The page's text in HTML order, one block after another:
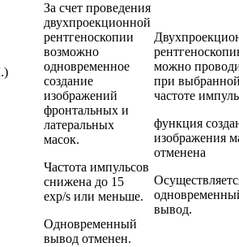
За счет проведения
двухпроекционной
рентгеноскопии
возможно
одновременное
создание
изображений
фронтальных и
латеральных
масок.
Частота импульсов
снижена до 15
exp/s или меньше.
Одновременный
вывод отменен.
можно
при
частоте
функция
изображения
отменена
вывод.